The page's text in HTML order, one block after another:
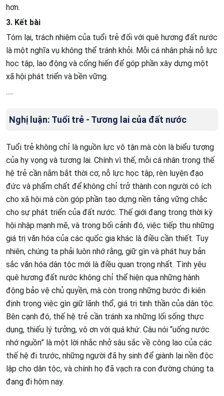
hơn.
3. Kết bài
Tóm lại, trách nhiệm của tuổi trẻ đối với quê hương đất nước
là một nghĩa vụ không thể tránh khỏi. Mỗi cá nhân phải nỗ lực
học tập, lao động và cống hiến để góp phần xây dựng một
xã hội phát triển và bền vững.
.....
Nghị luận: Tuổi trẻ - Tương lai của đất nước
Tuổi trẻ không chỉ là nguồn lực vô tận mà còn là biểu tượng
của hy vọng và tương lai. Chính vì thế, mỗi cá nhân trong thế
hệ trẻ cần nắm bắt thời cơ, nỗ lực học tập, rèn luyện đạo
đức và phẩm chất để không chỉ trở thành con người có ích
cho xã hội mà còn góp phần tạo dựng nền tảng vững chắc
cho sự phát triển của đất nước. Thế giới đang trong thời kỳ
hội nhập mạnh mẽ, và trong bối cảnh đó, việc tiếp thu những
giá trị văn hóa của các quốc gia khác là điều cần thiết. Tuy
nhiên, chúng ta phải luôn nhớ rằng, giữ gìn và phát huy bản
sắc văn hóa dân tộc mới là điều quan trọng nhất. Tình yêu
quê hương đất nước không chỉ thể hiện qua những hành
động bảo vệ chủ quyền, mà còn trong những bước đi kiên
định trong việc gìn giữ lãnh thổ, giá trị tinh thần của dân tộc.
Bên cạnh đó, thế hệ trẻ cần tránh xa những lối sống thực
dụng, thiếu lý tưởng, vô ơn với quá khứ. Câu nói “uống nước
nhớ nguồn” là một lời nhắc nhở sâu sắc về công lao của các
thế hệ đi trước, những người đã hy sinh để giành lại nền độc
lập cho dân tộc, và chính họ đã vạch ra con đường chúng ta
đang đi hôm nay.